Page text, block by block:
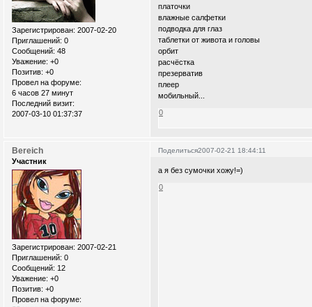
Зарегистрирован: 2007-02-20
Приглашений: 0
Сообщений: 48
Уважение: +0
Позитив: +0
Провел на форуме:
6 часов 27 минут
Последний визит:
2007-03-10 01:37:37
платочки
влажные салфетки
подводка для глаз
таблетки от живота и головы
орбит
расчёстка
презерватив
плеер
мобильный...
0
Поделиться2007-02-21 18:44:11
Bereich
Участник
Зарегистрирован: 2007-02-21
Приглашений: 0
Сообщений: 12
Уважение: +0
Позитив: +0
Провел на форуме:
а я без сумочки хожу!=)
0